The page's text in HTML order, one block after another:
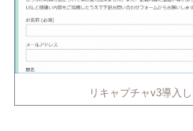
リキャプチャv3導入